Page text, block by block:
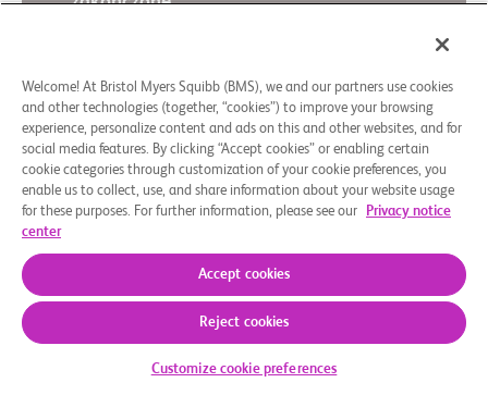
Wyświetl wyniki badania
Podsumowanie w przystępnej formie
Welcome! At Bristol Myers Squibb (BMS), we and our partners use cookies
and other technologies (together, “cookies”) to improve your browsing
experience, personalize content and ads on this and other websites, and for
social media features. By clicking “Accept cookies” or enabling certain
cookie categories through customization of your cookie preferences, you
enable us to collect, use, and share information about your website usage
for these purposes. For further information, please see our
Privacy notice
center
Accept cookies
Reject cookies
Customize cookie preferences